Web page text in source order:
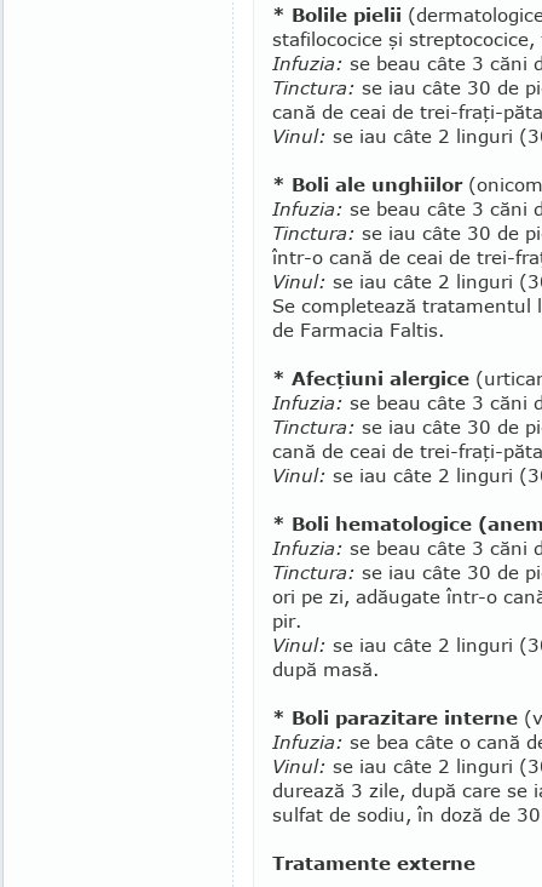
* Bolile pielii
stafilococice şi streptococice,
Infuzia: se beau câte 3 căni
Tinctura: se iau câte 30 de
cană de ceai de trei-fraţi-
Vinul: se iau câte 2 linguri
* Boli ale unghiilor
Infuzia: se beau câte 3 căni
Tinctura: se iau câte 30 de
într-o cană de ceai de trei-
Vinul: se iau câte 2 lin­­guri
Se completează
de Farmacia Faltis.
* Afecţiuni alergice
Infuzia: se beau câte 3 căni
Tinctura: se iau câte 30 de
cană de ceai de trei-fraţi-
Vinul: se iau câte 2 linguri
* Boli hematologice
Infuzia: se beau câte 3 căni
Tinctura: se iau câte 30 de
ori pe zi, adăugate într-o
pir.
Vinul: se iau câte 2 linguri
după masă.
* Boli parazitare interne
Infuzia: se bea câte o cană
Vinul: se iau câte 2 linguri
durează 3 zile, după care se
sulfat de sodiu, în doză de
Tratamente externe